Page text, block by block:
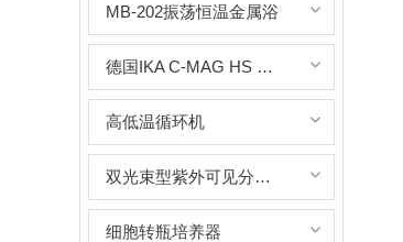
MB-202振荡恒温金属浴
德国IKA C-MAG HS 7 control磁力搅拌器
高低温循环机
双光束型紫外可见分光光度计
细胞转瓶培养器